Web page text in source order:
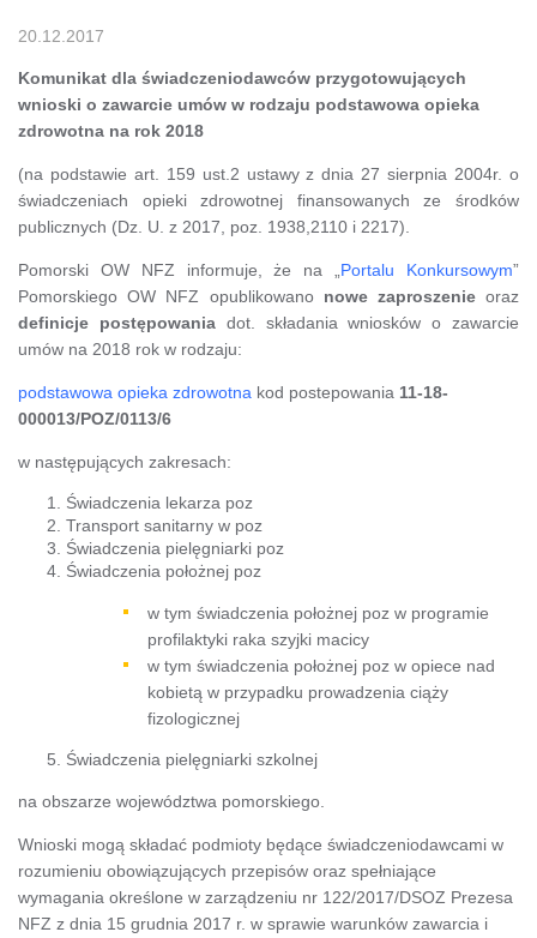
20.12.2017
Komunikat dla świadczeniodawców przygotowujących
wnioski o zawarcie umów w rodzaju podstawowa opieka
zdrowotna na rok 2018
(na podstawie art. 159 ust.2 ustawy z dnia 27 sierpnia 2004r. o
świadczeniach opieki zdrowotnej finansowanych ze środków
publicznych (Dz. U. z 2017, poz. 1938,2110 i 2217).
Pomorski OW NFZ informuje, że na „ Portalu Konkursowym”
Pomorskiego OW NFZ opublikowano nowe zaproszenieoraz
definicje postępowaniadot. składania wniosków o zawarcie
umów na 2018 rok w rodzaju:
podstawowa opieka zdrowotna kod postepowania 11-18-
000013/POZ/0113/6
w następujących zakresach:
Świadczenia lekarza poz
Transport sanitarny w poz
Świadczenia pielęgniarki poz
Świadczenia położnej poz
w tym świadczenia położnej poz w programie
profilaktyki raka szyjki macicy
w tym świadczenia położnej poz w opiece nad
kobietą w przypadku prowadzenia ciąży
fizologicznej
Świadczenia pielęgniarki szkolnej
na obszarze województwa pomorskiego.
Wnioski mogą składać podmioty będące świadczeniodawcami w
rozumieniu obowiązujących przepisów oraz spełniające
wymagania określone w zarządzeniu nr 122/2017/DSOZ Prezesa
NFZ z dnia 15 grudnia 2017 r. w sprawie warunków zawarcia i